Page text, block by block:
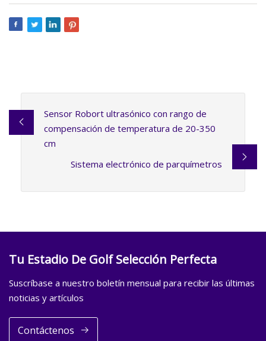
Sensor Robort ultrasónico con rango de
compensación de temperatura de 20-350
cm
Sistema electrónico de parquímetros
Tu Estadio De Golf Selección Perfecta
Suscríbase a nuestro boletín mensual para recibir las últimas
noticias y artículos
Contáctenos